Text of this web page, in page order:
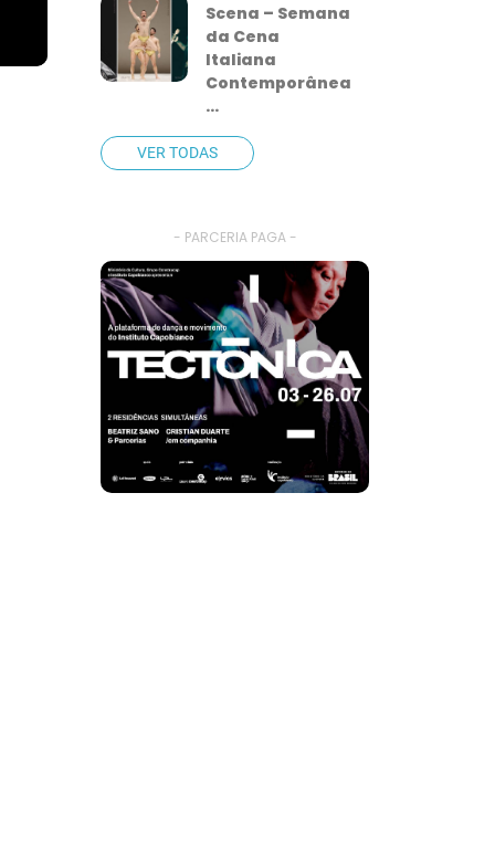
Scena – Semana
da Cena
Italiana
Contemporânea
...
VER TODAS
- PARCERIA PAGA -